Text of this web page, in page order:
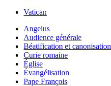
Vatican
Angelus
Audience générale
Béatification et canonisation
Curie romaine
Église
Évangélisation
Pape François